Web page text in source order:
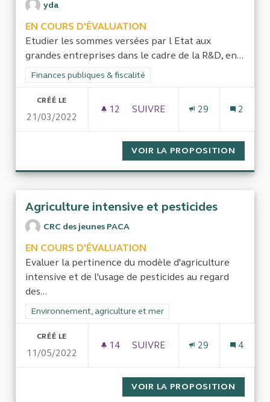
yda
EN COURS D'ÉVALUATION
Etudier les sommes versées par l Etat aux
grandes entreprises dans le cadre de la R&D, en...
Filtrer les résultats de la catégorie : Finances publiques &
Finances publiques & fiscalité
CRÉÉ LE
21/03/2022
12 12 ABONNÉS
SUIVRE
29 2
VOIR LA PROPOSITION
Agriculture intensive et pesticides
CRC des jeunes PACA
EN COURS D'ÉVALUATION
Evaluer la pertinence du modèle d'agriculture
intensive et de l'usage de pesticides au regard
des...
Filtrer les résultats de la catégorie : Environnement,
Environnement, agriculture et mer
CRÉÉ LE
11/05/2022
14 14 ABONNÉS
SUIVRE
29 4
VOIR LA PROPOSITION